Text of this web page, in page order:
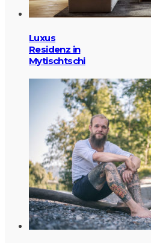
Luxus
Residenz in
Mytischtschi